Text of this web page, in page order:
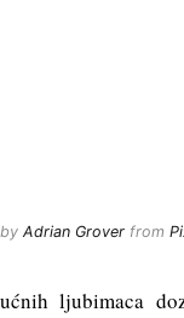
Adrian Groverfrom
ljubimaca